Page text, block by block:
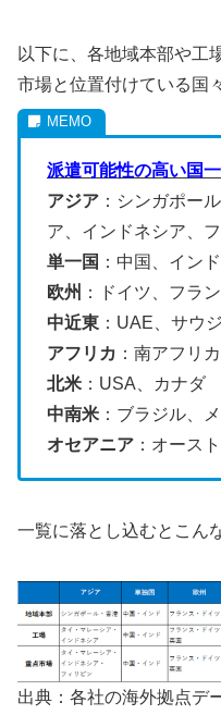
以下に、各地域本部や工
市場と位置付けている国
派遣可能性の高い国
アジア ：シンガポー
ア、インドネシア、
単一国 ：中国、インド
欧州 ：ドイツ、フラ
中近東 ：UAE、サウ
アフリカ ：南アフリ
北米 ：USA、カナダ
中南米 ：ブラジル、
オセアニア ：オース
一覧に落とし込むとこん
出典：各社の海外拠点デ